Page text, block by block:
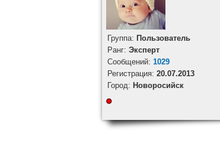
Группа: Пользователь
Ранг: Эксперт
Cообщений: 1029
Регистрация: 20.07.2013
Город: Новоросийск